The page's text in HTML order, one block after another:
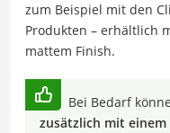
zum Beispiel mit den
Produkten – erhältlich
mattem Finish.
Bei Bedarf
zusätzlich mit einem